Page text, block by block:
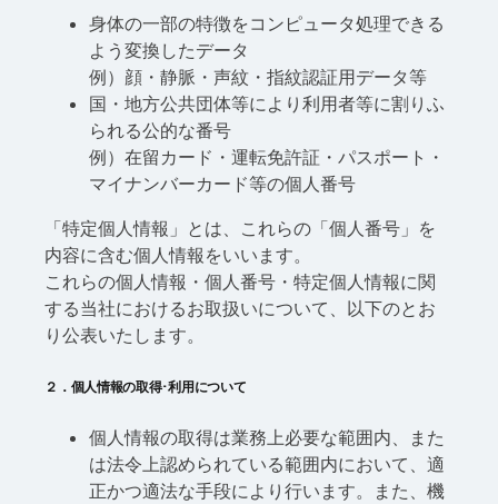
身体の一部の特徴をコンピュータ処理できる
よう変換したデータ
例）顔・静脈・声紋・指紋認証用データ等
国・地方公共団体等により利用者等に割りふ
られる公的な番号
例）在留カード・運転免許証・パスポート・
マイナンバーカード等の個人番号
「特定個人情報」とは、これらの「個人番号」を
内容に含む個人情報をいいます。
これらの個人情報・個人番号・特定個人情報に関
する当社におけるお取扱いについて、以下のとお
り公表いたします。
２．個人情報の取得･利用について
個人情報の取得は業務上必要な範囲内、また
は法令上認められている範囲内において、適
正かつ適法な手段により行います。また、機